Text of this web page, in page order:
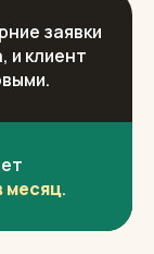
заявки
и клиент
месяц.